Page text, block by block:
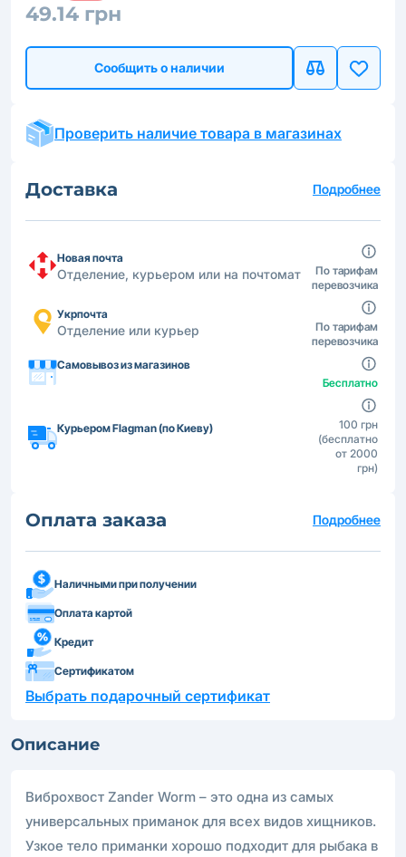
49.14 грн
Сообщить о наличии
Проверить наличие товара в магазинах
Доставка Подробнее
Новая почта
Отделение, курьером или на почтомат
По тарифам
перевозчика
Укрпочта
Отделение или курьер
По тарифам
перевозчика
Самовывоз из магазинов
Бесплатно
Курьером Flagman (по Киеву)
100 грн
(бесплатно
от 2000
грн)
Оплата заказа Подробнее
Наличными при получении
Оплата картой
Кредит
Сертификатом
Выбрать подарочный сертификат
Описание
Виброхвост Zander Worm – это одна из самых
универсальных приманок для всех видов хищников.
Узкое тело приманки хорошо подходит для рыбака в